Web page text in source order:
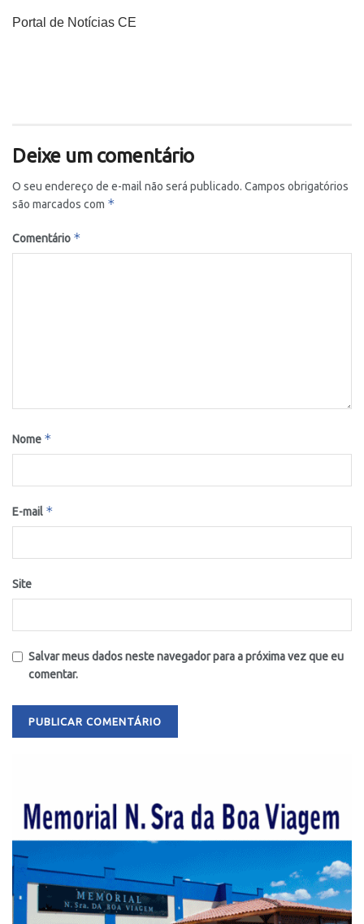
Portal de Notícias CE
Deixe um comentário
O seu endereço de e-mail não será publicado. Campos obrigatórios
são marcados com *
Comentário *
Nome *
E-mail *
Site
Salvar meus dados neste navegador para a próxima vez que eu
comentar.